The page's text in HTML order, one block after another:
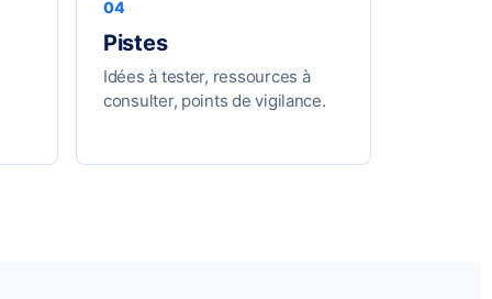
Pistes
Idées à tester, ressources à
consulter, points de vigilance.